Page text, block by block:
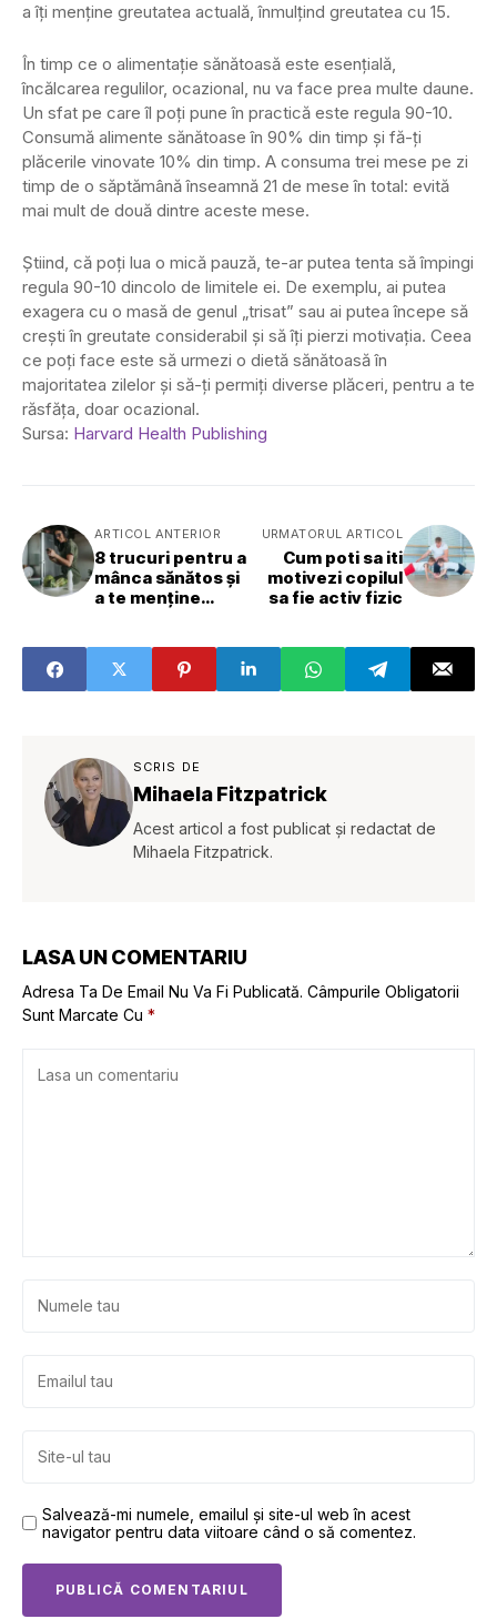
a îți menține greutatea actuală, înmulțind greutatea cu 15.
În timp ce o alimentație sănătoasă este esențială,
încălcarea regulilor, ocazional, nu va face prea multe daune.
Un sfat pe care îl poți pune în practică este regula 90-10.
Consumă alimente sănătoase în 90% din timp și fă-ți
plăcerile vinovate 10% din timp. A consuma trei mese pe zi
timp de o săptămână înseamnă 21 de mese în total: evită
mai mult de două dintre aceste mese.
Știind, că poți lua o mică pauză, te-ar putea tenta să împingi
regula 90-10 dincolo de limitele ei. De exemplu, ai putea
exagera cu o masă de genul „trisat” sau ai putea începe să
crești în greutate considerabil și să îți pierzi motivația. Ceea
ce poți face este să urmezi o dietă sănătoasă în
majoritatea zilelor și să-ți permiți diverse plăceri, pentru a te
răsfăța, doar ocazional.
Sursa: Harvard Health Publishing
ARTICOL ANTERIOR
8 trucuri pentru a
mânca sănătos și
a te menține
URMATORUL ARTICOL
Cum poti sa iti
motivezi copilul
sa fie activ fizic
SCRIS DE
Mihaela Fitzpatrick
Acest articol a fost publicat și redactat de
Mihaela Fitzpatrick.
LASA UN COMENTARIU
Adresa Ta De Email Nu Va Fi Publicată. Câmpurile Obligatorii
Sunt Marcate Cu *
Salvează-mi numele, emailul și site-ul web în acest
navigator pentru data viitoare când o să comentez.